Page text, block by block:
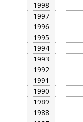
1998
1997
1996
1995
1994
1993
1992
1991
1990
1989
1988